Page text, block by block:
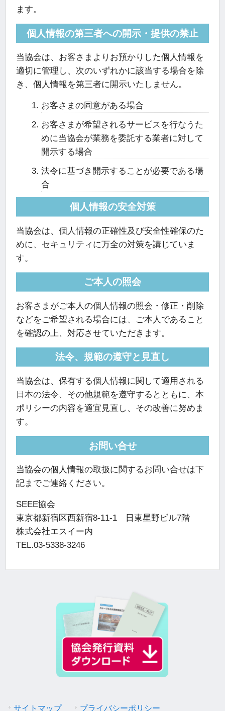
ます。
個人情報の第三者への開示・提供の禁止
当協会は、お客さまよりお預かりした個人情報を
適切に管理し、次のいずれかに該当する場合を除
き、個人情報を第三者に開示いたしません。
お客さまの同意がある場合
お客さまが希望されるサービスを行なうた
めに当協会が業務を委託する業者に対して
開示する場合
法令に基づき開示することが必要である場
合
個人情報の安全対策
当協会は、個人情報の正確性及び安全性確保のた
めに、セキュリティに万全の対策を講じていま
す。
ご本人の照会
お客さまがご本人の個人情報の照会・修正・削除
などをご希望される場合には、ご本人であること
を確認の上、対応させていただきます。
法令、規範の遵守と見直し
当協会は、保有する個人情報に関して適用される
日本の法令、その他規範を遵守するとともに、本
ポリシーの内容を適宜見直し、その改善に努めま
す。
お問い合せ
当協会の個人情報の取扱に関するお問い合せは下
記までご連絡ください。
SEEE協会
東京都新宿区西新宿8-11-1 日東星野ビル7階
株式会社エスイー内
TEL.03-5338-3246
サイトマップ プライバシーポリシー